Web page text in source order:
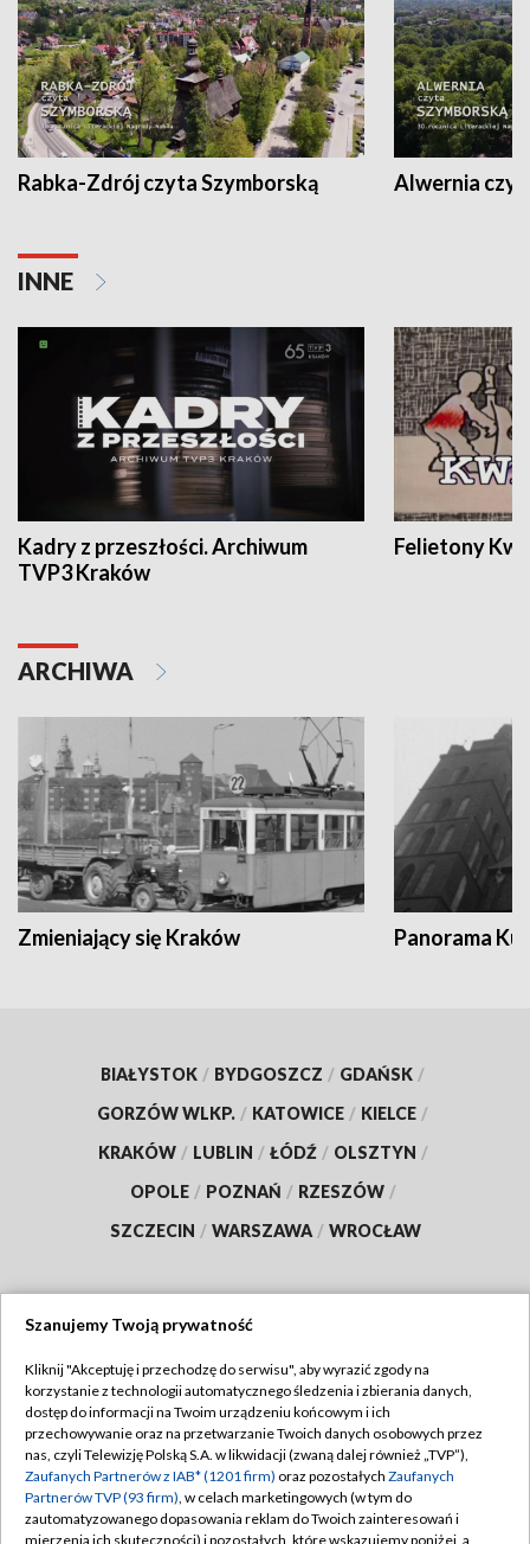
Rabka-Zdrój czyta Szymborską Alwernia
INNE
Kadry z przeszłości. Archiwum
TVP3 Kraków
Felietony
ARCHIWA
Zmieniający się Kraków Panorama
BIAŁYSTOK / BYDGOSZCZ / GDAŃSK /
GORZÓW WLKP. / KATOWICE / KIELCE /
KRAKÓW / LUBLIN / ŁÓDŹ / OLSZTYN /
OPOLE / POZNAŃ / RZESZÓW /
SZCZECIN / WARSZAWA / WROCŁAW
TVP
Abonament TVP
Emisja w TVP
Centrum informacji TVP
Regulamin TVP
Polityka prywatności
Moje zgody
Szanujemy Twoją prywatność
Kliknij "Akceptuję i przechodzę do serwisu", aby wyrazić zgody na
korzystanie z technologii automatycznego śledzenia i zbierania danych,
dostęp do informacji na Twoim urządzeniu końcowym i ich
przechowywanie oraz na przetwarzanie Twoich danych osobowych przez
nas, czyli Telewizję Polską S.A. w likwidacji (zwaną dalej również „TVP”),
Zaufanych Partnerów z IAB* (1201 firm) oraz pozostałych Zaufanych
Partnerów TVP (93 firm), w celach marketingowych (w tym do
zautomatyzowanego dopasowania reklam do Twoich zainteresowań i
mierzenia ich skuteczności) i pozostałych, które wskazujemy poniżej, a